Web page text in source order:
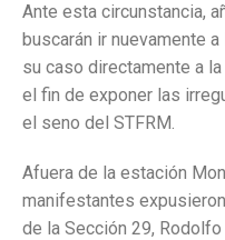
Ante esta circunstancia,
buscarán ir nuevamente
su caso directamente a
el fin de exponer las
el seno del STFRM.
Afuera de la estación
manifestantes
de la Sección 29, Rodolfo